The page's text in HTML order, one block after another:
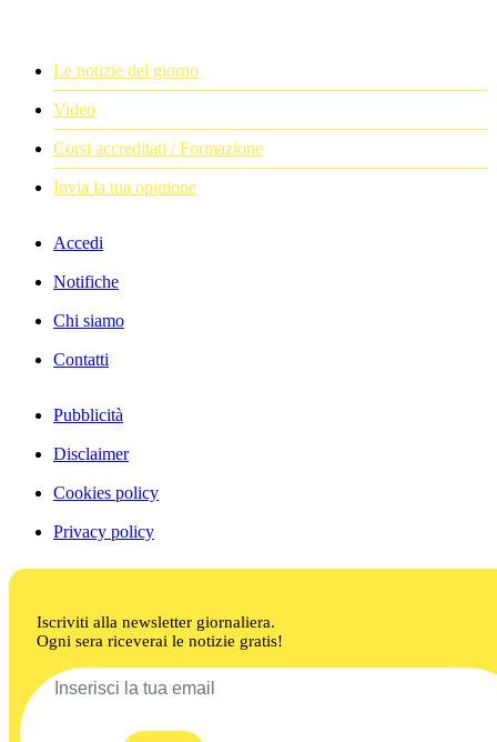
Le notizie del giorno
Video
Corsi accreditati / Formazione
Invia la tua opinione
Accedi
Notifiche
Chi siamo
Contatti
Pubblicità
Disclaimer
Cookies policy
Privacy policy
Iscriviti alla newsletter giornaliera.
Ogni sera riceverai le notizie gratis!